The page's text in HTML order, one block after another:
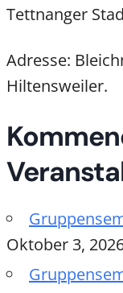
Tettnanger
Adresse:
Hiltensweiler.
Oktober 3,